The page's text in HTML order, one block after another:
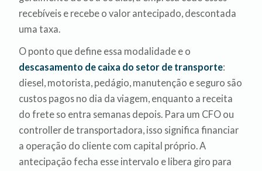
recebíveis e recebe o valor antecipado, descontada
uma taxa.
O ponto que define essa modalidade e o
descasamento de caixa do setor de transporte:
diesel, motorista, pedágio, manutenção e seguro são
custos pagos no dia da viagem, enquanto a receita
do frete so entra semanas depois. Para um CFO ou
controller de transportadora, isso significa financiar
a operação do cliente com capital próprio. A
antecipação fecha esse intervalo e libera giro para